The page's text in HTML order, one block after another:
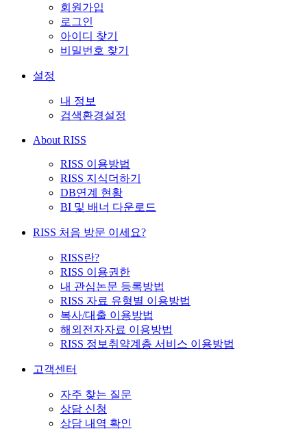
회원가입
로그인
아이디 찾기
비밀번호 찾기
설정
내 정보
검색환경설정
About RISS
RISS 이용방법
RISS 지식더하기
DB연계 현황
BI 및 배너 다운로드
RISS 처음 방문 이세요?
RISS란?
RISS 이용권한
내 관심논문 등록방법
RISS 자료 유형별 이용방법
복사/대출 이용방법
해외전자자료 이용방법
RISS 정보취약계층 서비스 이용방법
고객센터
자주 찾는 질문
상담 신청
상담 내역 확인